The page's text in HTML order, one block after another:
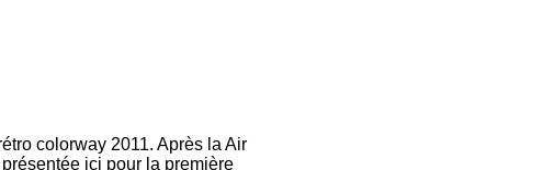
colorway 2011. Après la Air
ici pour la première